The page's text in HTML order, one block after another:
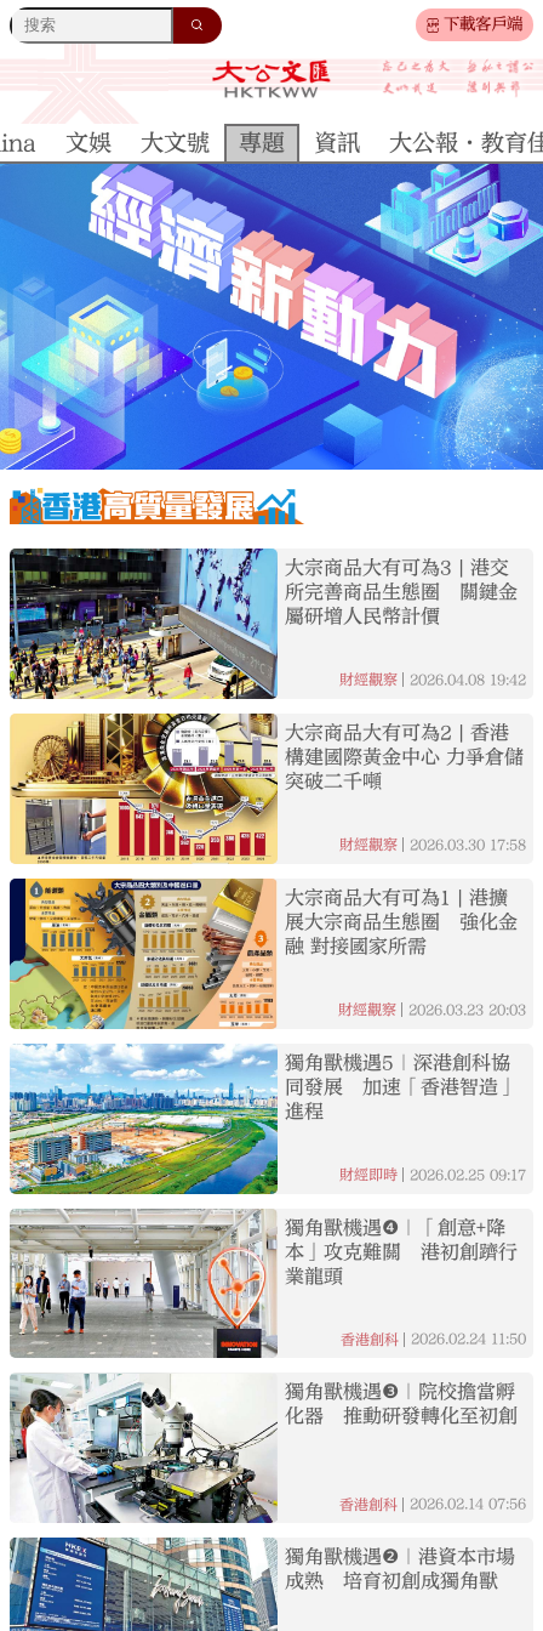
下載客戶端
大公文匯
文娛 大文號 專題 資訊 大公報·教育
大宗商品大有可為3 | 港交
所完善商品生態圈 關鍵金
屬研增人民幣計價
財經觀察 2026.04.08 19:42
大宗商品大有可為2 | 香港
構建國際黃金中心 力爭倉儲
突破二千噸
財經觀察 2026.03.30 17:58
大宗商品大有可為1 | 港擴
展大宗商品生態圈 強化金
融 對接國家所需
財經觀察 2026.03.23 20:03
獨角獸機遇5｜深港創科協
同發展 加速「香港智造」
進程
財經即時 2026.02.25 09:17
獨角獸機遇❹｜「創意+降
本」攻克難關 港初創躋行
業龍頭
香港創科 2026.02.24 11:50
獨角獸機遇❸｜院校擔當孵
化器 推動研發轉化至初創
香港創科 2026.02.14 07:56
獨角獸機遇❷｜港資本市場
成熟 培育初創成獨角獸